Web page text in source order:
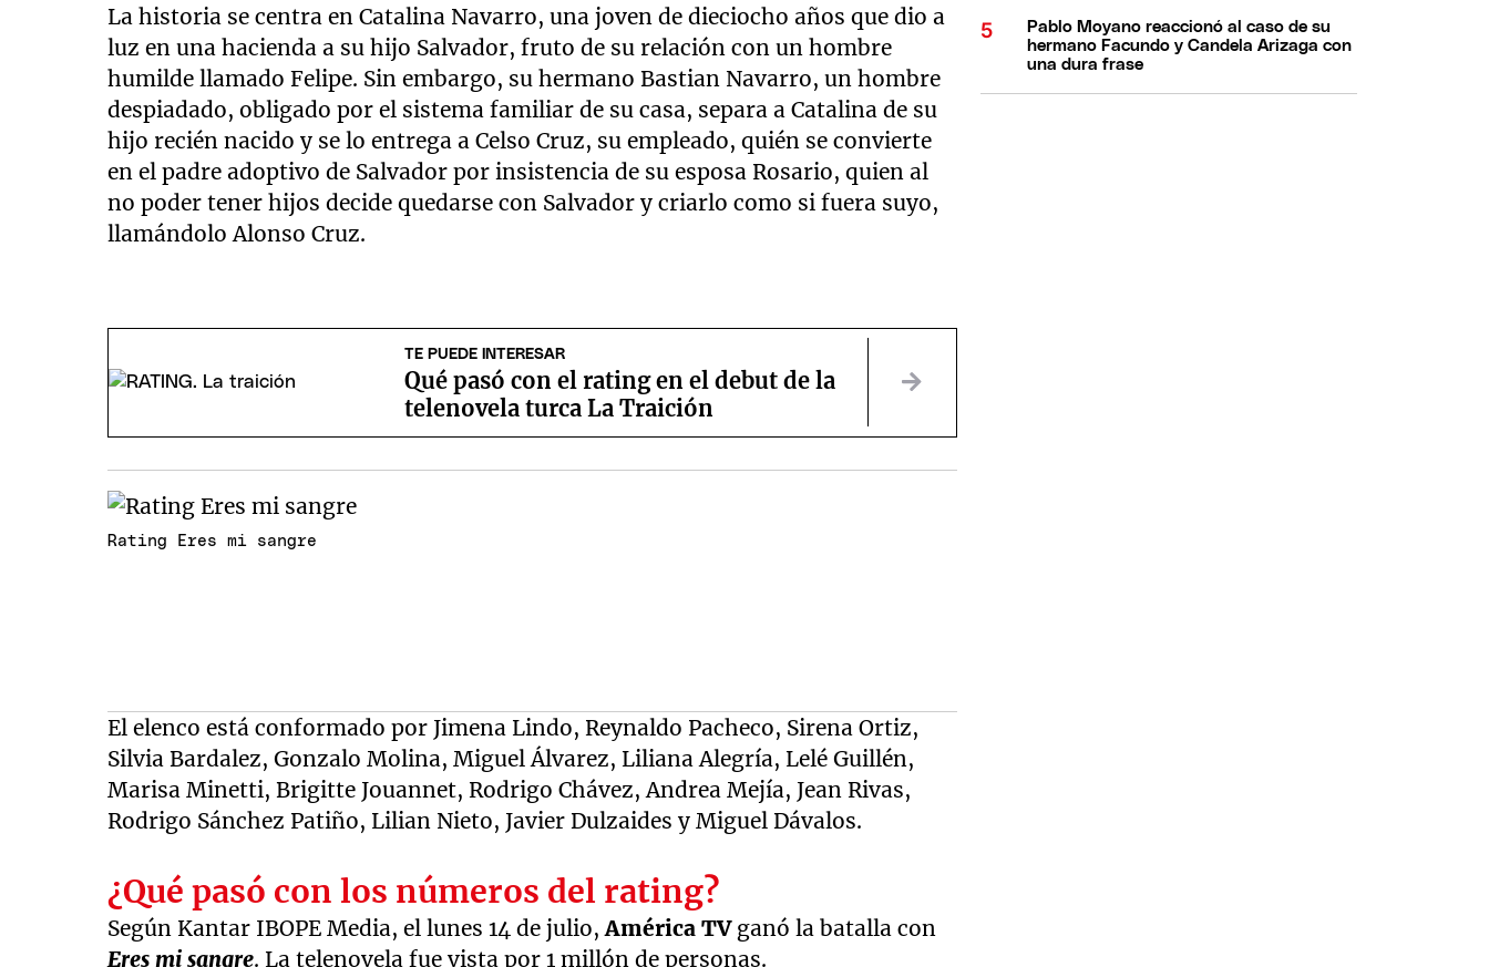
La historia se centra en Catalina Navarro, una joven de dieciocho años que dio a
luz en una hacienda a su hijo Salvador, fruto de su relación con un hombre
humilde llamado Felipe. Sin embargo, su hermano Bastian Navarro, un hombre
despiadado, obligado por el sistema familiar de su casa, separa a Catalina de su
hijo recién nacido y se lo entrega a Celso Cruz, su empleado, quién se convierte
en el padre adoptivo de Salvador por insistencia de su esposa Rosario, quien al
no poder tener hijos decide quedarse con Salvador y criarlo como si fuera suyo,
llamándolo Alonso Cruz.
TE PUEDE INTERESAR
Qué pasó con el rating en el debut de la
telenovela turca La Traición
Rating Eres mi sangre
El elenco está conformado por Jimena Lindo, Reynaldo Pacheco, Sirena Ortiz,
Silvia Bardalez, Gonzalo Molina, Miguel Álvarez, Liliana Alegría, Lelé Guillén,
Marisa Minetti, Brigitte Jouannet, Rodrigo Chávez, Andrea Mejía, Jean Rivas,
Rodrigo Sánchez Patiño, Lilian Nieto, Javier Dulzaides y Miguel Dávalos.
¿Qué pasó con los números del rating?
Según Kantar IBOPE Media, el lunes 14 de julio,América TV ganó la batalla con
Eres mi sangre. La telenovela fue vista por 1 millón de personas.
Pablo Moyano reaccionó al caso de su
hermano Facundo y Candela Arizaga con
una dura frase